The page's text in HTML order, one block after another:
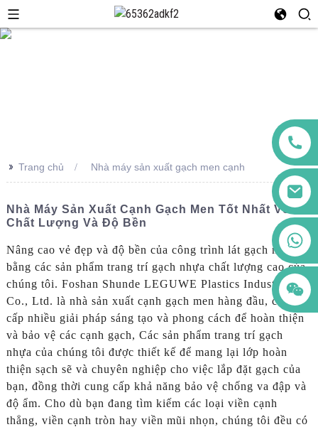
>> Trang chủ Nhà máy sản xuất gạch men cạnh
Nhà Máy Sản Xuất Cạnh Gạch Men Tốt Nhất Về
Chất Lượng Và Độ Bền
Nâng cao vẻ đẹp và độ bền của công trình lát gạch men
bằng các sản phẩm trang trí gạch nhựa chất lượng cao của
chúng tôi. Foshan Shunde LEGUWE Plastics Industrial
Co., Ltd. là nhà sản xuất cạnh gạch men hàng đầu, cung
cấp nhiều giải pháp sáng tạo và phong cách để hoàn thiện
và bảo vệ các cạnh gạch, Các sản phẩm trang trí gạch
nhựa của chúng tôi được thiết kế để mang lại lớp hoàn
thiện sạch sẽ và chuyên nghiệp cho việc lắp đặt gạch của
bạn, đồng thời cung cấp khả năng bảo vệ chống va đập và
độ ẩm. Cho dù bạn đang tìm kiếm các loại viền cạnh
thẳng, viền cạnh tròn hay viền mũi nhọn, chúng tôi đều có